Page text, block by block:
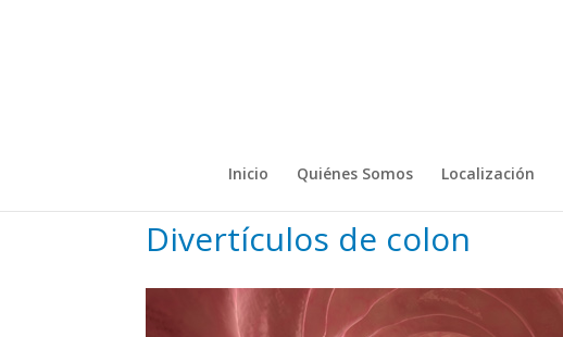
Inicio Quiénes Somos Localización
Divertículos de colon